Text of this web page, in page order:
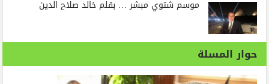
موسم شتوي مبشر … بقلم خالد صلاح الدين
حوار المسلة